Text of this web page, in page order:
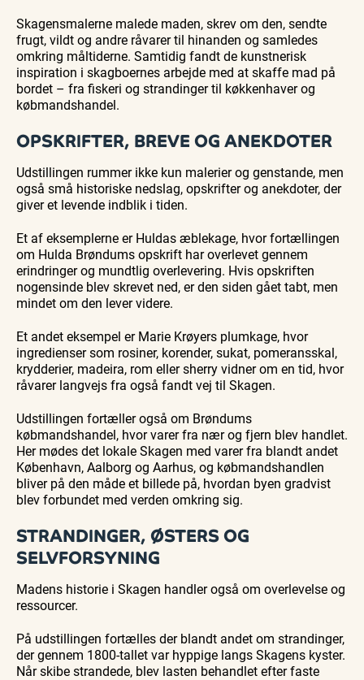
Skagensmalerne malede maden, skrev om den, sendte
frugt, vildt og andre råvarer til hinanden og samledes
omkring måltiderne. Samtidig fandt de kunstnerisk
inspiration i skagboernes arbejde med at skaffe mad på
bordet – fra fiskeri og strandinger til køkkenhaver og
købmandshandel.
OPSKRIFTER, BREVE OG ANEKDOTER
Udstillingen rummer ikke kun malerier og genstande, men
også små historiske nedslag, opskrifter og anekdoter, der
giver et levende indblik i tiden.
Et af eksemplerne er Huldas æblekage, hvor fortællingen
om Hulda Brøndums opskrift har overlevet gennem
erindringer og mundtlig overlevering. Hvis opskriften
nogensinde blev skrevet ned, er den siden gået tabt, men
mindet om den lever videre.
Et andet eksempel er Marie Krøyers plumkage, hvor
ingredienser som rosiner, korender, sukat, pomeransskal,
krydderier, madeira, rom eller sherry vidner om en tid, hvor
råvarer langvejs fra også fandt vej til Skagen.
Udstillingen fortæller også om Brøndums
købmandshandel, hvor varer fra nær og fjern blev handlet.
Her mødes det lokale Skagen med varer fra blandt andet
København, Aalborg og Aarhus, og købmandshandlen
bliver på den måde et billede på, hvordan byen gradvist
blev forbundet med verden omkring sig.
STRANDINGER, ØSTERS OG
SELVFORSYNING
Madens historie i Skagen handler også om overlevelse og
ressourcer.
På udstillingen fortælles der blandt andet om strandinger,
der gennem 1800-tallet var hyppige langs Skagens kyster.
Når skibe strandede, blev lasten behandlet efter faste